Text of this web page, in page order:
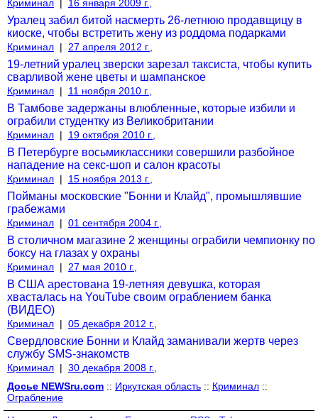
Криминал | 16 января 2009 г.,
Уралец забил битой насмерть 26-летнюю продавщицу в
киоске, чтобы встретить жену из роддома подарками
Криминал | 27 апреля 2012 г.,
19-летний уралец зверски зарезал таксиста, чтобы купить
сварливой жене цветы и шампанское
Криминал | 11 ноября 2010 г.,
В Тамбове задержаны влюбленные, которые избили и
ограбили студентку из Великобритании
Криминал | 19 октября 2010 г.,
В Петербурге восьмиклассники совершили разбойное
нападение на секс-шоп и салон красоты
Криминал | 15 ноября 2013 г.,
Пойманы московские "Бонни и Клайд", промышлявшие
грабежами
Криминал | 01 сентября 2004 г.,
В столичном магазине 2 женщины ограбили чемпионку по
боксу на глазах у охраны
Криминал | 27 мая 2010 г.,
В США арестована 19-летняя девушка, которая
хвасталась на YouTube своим ограблением банка
(ВИДЕО)
Криминал | 05 декабря 2012 г.,
Свердловские Бонни и Клайд заманивали жертв через
службу SMS-знакомств
Криминал | 30 декабря 2008 г.,
Досье NEWSru.com :: Иркутская область :: Криминал ::
Ограбление